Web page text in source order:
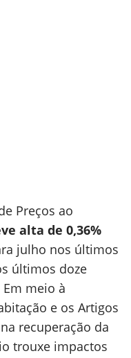
Preços ao
alta de 0,36%
julho nos últimos
últimos doze
meio à
e os Artigos
recuperação da
trouxe impactos